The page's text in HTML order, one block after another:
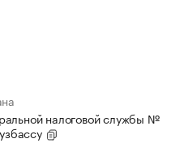
налоговой службы №